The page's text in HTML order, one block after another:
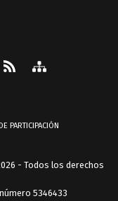
PARTICIPACIÓN
- Todos los derechos
5346433